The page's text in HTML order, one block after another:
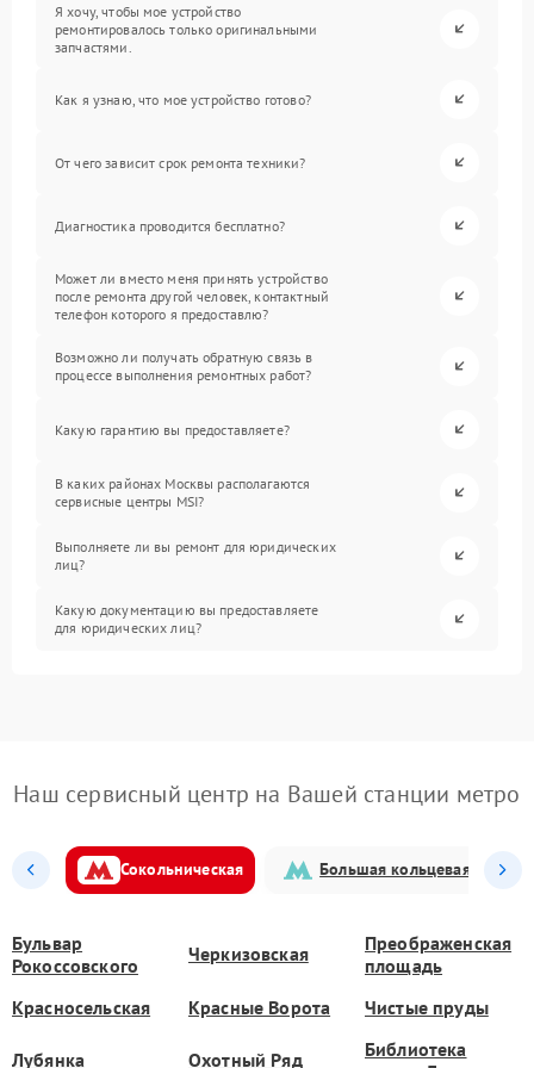
Я хочу, чтобы мое устройство
ремонтировалось только оригинальными
запчастями.
Как я узнаю, что мое устройство готово?
От чего зависит срок ремонта техники?
Диагностика проводится бесплатно?
Может ли вместо меня принять устройство
после ремонта другой человек, контактный
телефон которого я предоставлю?
Возможно ли получать обратную связь в
процессе выполнения ремонтных работ?
Какую гарантию вы предоставляете?
В каких районах Москвы располагаются
сервисные центры MSI?
Выполняете ли вы ремонт для юридических
лиц?
Какую документацию вы предоставляете
для юридических лиц?
Наш сервисный центр на Вашей станции метро
Сокольническая Большая кольцевая
Бульвар
Рокоссовского
Черкизовская
Преображенская
площадь
Красносельская
Красные Ворота Чистые пруды
Лубянка Охотный Ряд
Библиотека